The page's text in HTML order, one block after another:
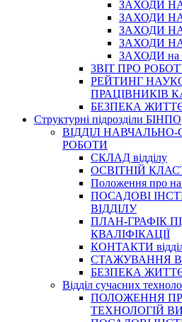
ЗАХОДИ НА
ЗАХОДИ НА
ЗАХОДИ НА
ЗАХОДИ НА
ЗАХОДИ на
3BIT ПРО
РЕЙТИНГ
ПРАЦІВНИКІВ
БЕЗПЕКА
Структурні підрозділи БІНПО
ВІДДІЛ НАВЧАЛЬНО-
РОБОТИ
СКЛАД відділу
ОСВІТНІЙ
Положення про
ПОСАДОВІ
ВІДДІЛУ
ПЛАН-ГРАФІК
КВАЛІФІКАЦІЇ
КОНТАКТИ
СТАЖУВАННЯ
БЕЗПЕКА
Відділ сучасних
ПОЛОЖЕННЯ
ТЕХНОЛОГІЙ